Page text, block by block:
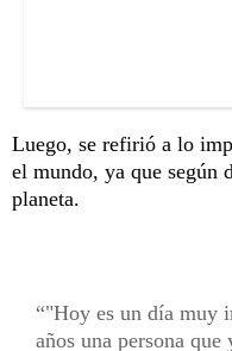
Luego, se refirió a lo
el mundo, ya que según
planeta.
"Hoy es un día muy
años una persona que